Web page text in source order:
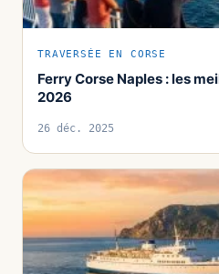
TRAVERSÉE EN CORSE
Ferry Corse Naples : les
2026
26 déc. 2025